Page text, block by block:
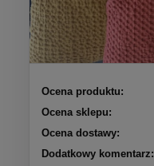
Ocena produktu:
Ocena sklepu:
Ocena dostawy:
Dodatkowy komentarz: